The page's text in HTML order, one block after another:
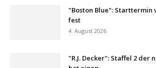
"Boston Blue": Starttermin
fest
4. August 2026
"R.J. Decker": Staffel 2 der